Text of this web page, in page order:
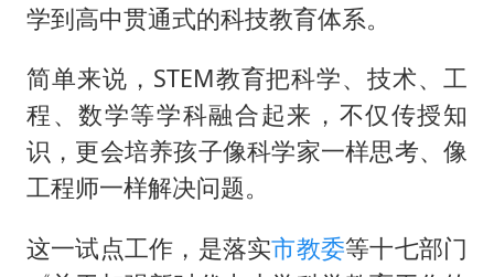
夏日经济乘“热”而上 消费市场向“新”而行
白海豚将正面袭击贯穿浙江
酒店回应车内过夜被收150元
学到高中贯通式的科技教育体系。
简单来说，STEM教育把科学、技术、工
程、数学等学科融合起来，不仅传授知
识，更会培养孩子像科学家一样思考、像
工程师一样解决问题。
这一试点工作，是落实市教委等十七部门